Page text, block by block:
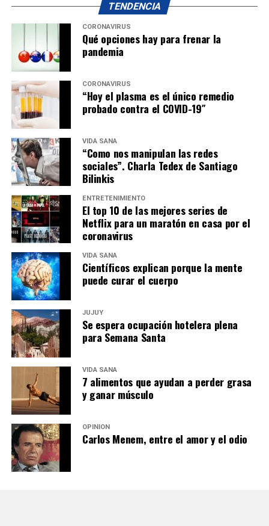
TENDENCIA
CORONAVIRUS
Qué opciones hay para frenar la
pandemia
CORONAVIRUS
“Hoy el plasma es el único remedio
probado contra el COVID-19″
VIDA SANA
“Como nos manipulan las redes
sociales”. Charla Tedex de Santiago
Bilinkis
ENTRETENIMIENTO
El top 10 de las mejores series de
Netflix para un maratón en casa por el
coronavirus
VIDA SANA
Científicos explican porque la mente
puede curar el cuerpo
JUJUY
Se espera ocupación hotelera plena
para Semana Santa
VIDA SANA
7 alimentos que ayudan a perder grasa
y ganar músculo
OPINIÓN
Carlos Menem, entre el amor y el odio